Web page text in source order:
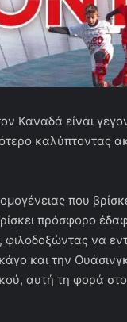
Καναδά είναι
καλύπτοντας
που
πρόσφορο
να
και την
αυτή τη φορά